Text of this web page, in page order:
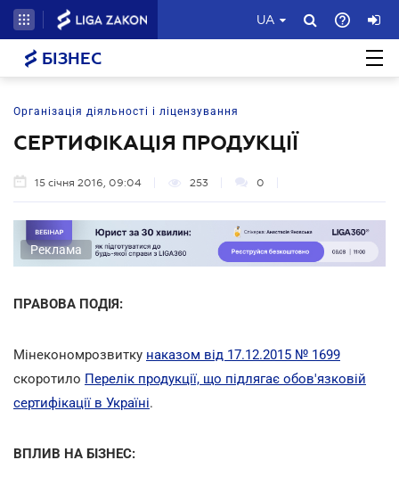
UA
БІЗНЕС
Організація діяльності і ліцензування
СЕРТИФІКАЦІЯ ПРОДУКЦІЇ
15 січня 2016, 09:04 253 0
Реклама
ПРАВОВА ПОДІЯ:
Мінекономрозвитку наказом від 17.12.2015 № 1699
скоротило Перелік продукції, що підлягає обов'язковій
сертифікації в Україні.
ВПЛИВ НА БІЗНЕС: